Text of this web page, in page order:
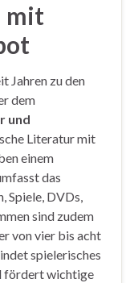
mit
Jahren zu den
dem
und
Literatur mit
einem
das
Spiele, DVDs,
sind zudem
von vier bis acht
spielerisches
fördert wichtige